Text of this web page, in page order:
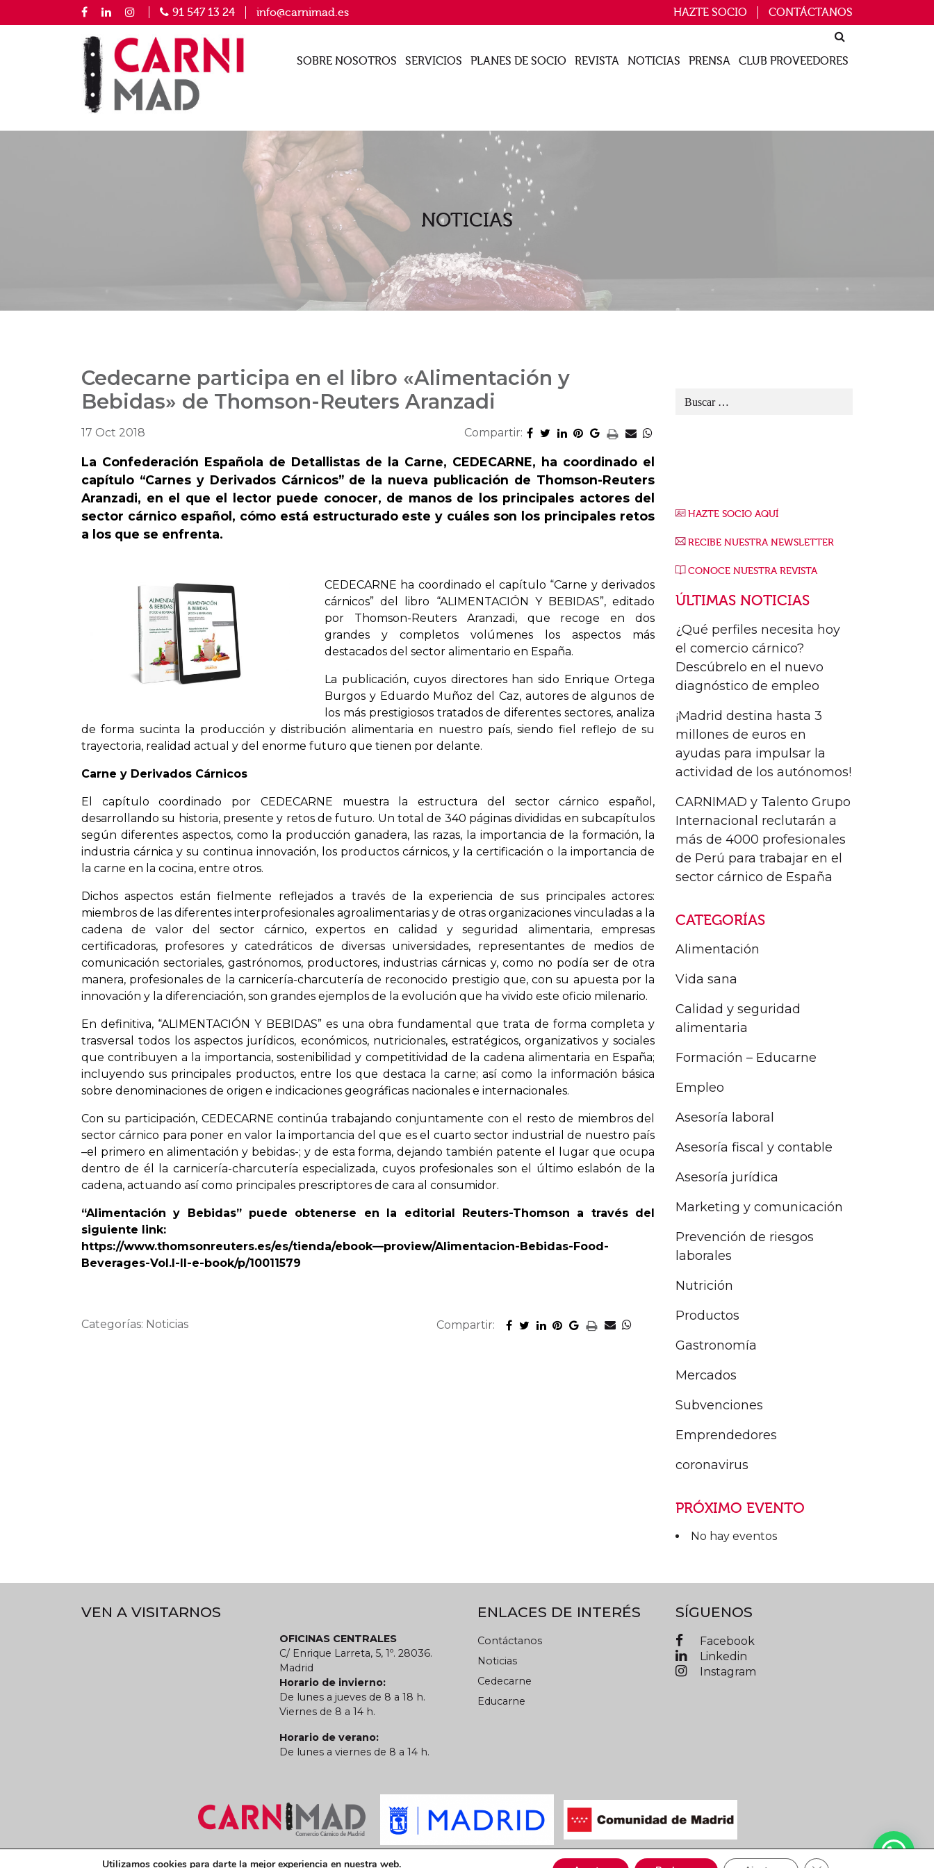
91 547 13 24 info@carnimad.es HAZTE SOCIO CONTÁCTANOS
SOBRE NOSOTROS SERVICIOS PLANES DE SOCIO REVISTA NOTICIAS PRENSA CLUB PROVEEDORES
NOTICIAS
Cedecarne participa en el libro «Alimentación y
Bebidas» de Thomson-Reuters Aranzadi
17 Oct 2018 Compartir:
La Confederación Española de Detallistas de la Carne, CEDECARNE, ha coordinado el
capítulo “Carnes y Derivados Cárnicos” de la nueva publicación de Thomson-Reuters
Aranzadi, en el que el lector puede conocer, de manos de los principales actores del
sector cárnico español, cómo está estructurado este y cuáles son los principales retos
a los que se enfrenta.
CEDECARNE ha coordinado el capítulo “Carne y derivados
cárnicos” del libro “ALIMENTACIÓN Y BEBIDAS”, editado
por Thomson-Reuters Aranzadi, que recoge en dos
grandes y completos volúmenes los aspectos más
destacados del sector alimentario en España.
La publicación, cuyos directores han sido Enrique Ortega
Burgos y Eduardo Muñoz del Caz, autores de algunos de
los más prestigiosos tratados de diferentes sectores, analiza
de forma sucinta la producción y distribución alimentaria en nuestro país, siendo fiel reflejo de su
trayectoria, realidad actual y del enorme futuro que tienen por delante.
Carne y Derivados Cárnicos
El capítulo coordinado por CEDECARNE muestra la estructura del sector cárnico español,
desarrollando su historia, presente y retos de futuro. Un total de 340 páginas divididas en subcapítulos
según diferentes aspectos, como la producción ganadera, las razas, la importancia de la formación, la
industria cárnica y su continua innovación, los productos cárnicos, y la certificación o la importancia de
la carne en la cocina, entre otros.
Dichos aspectos están fielmente reflejados a través de la experiencia de sus principales actores:
miembros de las diferentes interprofesionales agroalimentarias y de otras organizaciones vinculadas a la
cadena de valor del sector cárnico, expertos en calidad y seguridad alimentaria, empresas
certificadoras, profesores y catedráticos de diversas universidades, representantes de medios de
comunicación sectoriales, gastrónomos, productores, industrias cárnicas y, como no podía ser de otra
manera, profesionales de la carnicería-charcutería de reconocido prestigio que, con su apuesta por la
innovación y la diferenciación, son grandes ejemplos de la evolución que ha vivido este oficio milenario.
En definitiva, “ALIMENTACIÓN Y BEBIDAS” es una obra fundamental que trata de forma completa y
trasversal todos los aspectos jurídicos, económicos, nutricionales, estratégicos, organizativos y sociales
que contribuyen a la importancia, sostenibilidad y competitividad de la cadena alimentaria en España;
incluyendo sus principales productos, entre los que destaca la carne; así como la información básica
sobre denominaciones de origen e indicaciones geográficas nacionales e internacionales.
Con su participación, CEDECARNE continúa trabajando conjuntamente con el resto de miembros del
sector cárnico para poner en valor la importancia del que es el cuarto sector industrial de nuestro país
–el primero en alimentación y bebidas-; y de esta forma, dejando también patente el lugar que ocupa
dentro de él la carnicería-charcutería especializada, cuyos profesionales son el último eslabón de la
cadena, actuando así como principales prescriptores de cara al consumidor.
“Alimentación y Bebidas” puede obtenerse en la editorial Reuters-Thomson a través del
siguiente link:
https://www.thomsonreuters.es/es/tienda/ebook—proview/Alimentacion-Bebidas-Food-
Beverages-Vol.I-II-e-book/p/10011579
Categorías: Noticias Compartir:
HAZTE SOCIO AQUÍ
RECIBE NUESTRA NEWSLETTER
CONOCE NUESTRA REVISTA
ÚLTIMAS NOTICIAS
¿Qué perfiles necesita hoy
el comercio cárnico?
Descúbrelo en el nuevo
diagnóstico de empleo
¡Madrid destina hasta 3
millones de euros en
ayudas para impulsar la
actividad de los autónomos!
CARNIMAD y Talento Grupo
Internacional reclutarán a
más de 4000 profesionales
de Perú para trabajar en el
sector cárnico de España
CATEGORÍAS
Alimentación
Vida sana
Calidad y seguridad
alimentaria
Formación – Educarne
Empleo
Asesoría laboral
Asesoría fiscal y contable
Asesoría jurídica
Marketing y comunicación
Prevención de riesgos
laborales
Nutrición
Productos
Gastronomía
Mercados
Subvenciones
Emprendedores
coronavirus
PRÓXIMO EVENTO
No hay eventos
VEN A VISITARNOS
OFICINAS CENTRALES
C/ Enrique Larreta, 5, 1º. 28036.
Madrid
Horario de invierno:
De lunes a jueves de 8 a 18 h.
Viernes de 8 a 14 h.
Horario de verano:
De lunes a viernes de 8 a 14 h.
ENLACES DE INTERÉS
Contáctanos
Noticias
Cedecarne
Educarne
SÍGUENOS
Facebook
Linkedin
Instagram
Términos y condiciones legales Política de privacidad Política de cookies CARNIMAD © 2019 Todos los derechos reservados
Utilizamos cookies para darte la mejor experiencia en nuestra web.